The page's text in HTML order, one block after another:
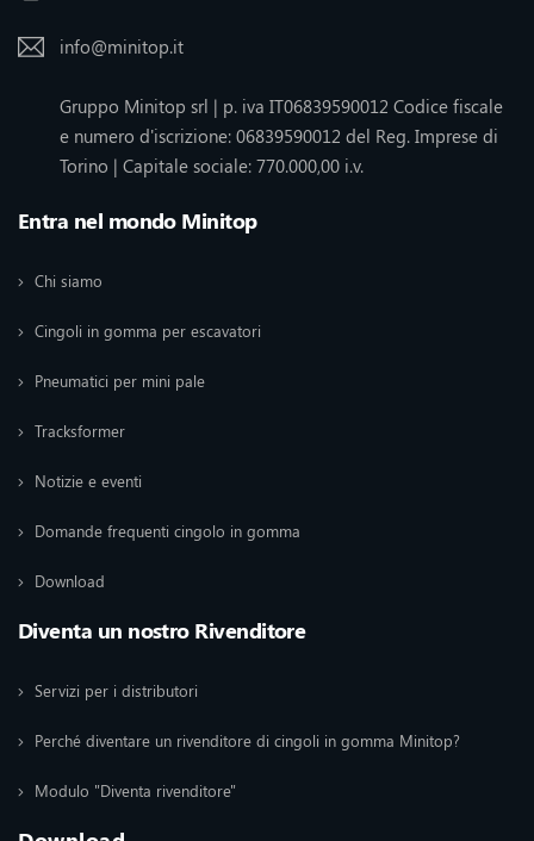
info@minitop.it
Gruppo Minitop srl | p. iva IT06839590012 Codice fiscale
e numero d'iscrizione: 06839590012 del Reg. Imprese di
Torino | Capitale sociale: 770.000,00 i.v.
Entra nel mondo Minitop
Chi siamo
Cingoli in gomma per escavatori
Pneumatici per mini pale
Tracksformer
Notizie e eventi
Domande frequenti cingolo in gomma
Download
Diventa un nostro Rivenditore
Servizi per i distributori
Perché diventare un rivenditore di cingoli in gomma Minitop?
Modulo "Diventa rivenditore"